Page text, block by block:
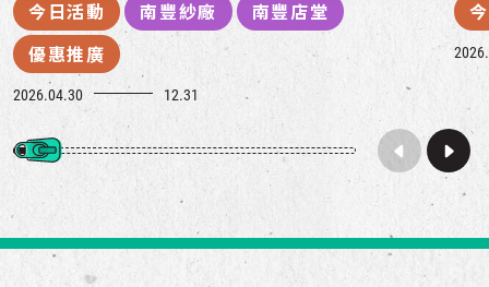
今日活動 南豐紗廠 南豐店堂
優惠推廣
2026.04.30 12.31